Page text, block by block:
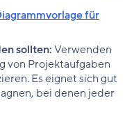
für
sollten:Verwenden
von Projektaufgaben
Es eignet sich gut
bei denen jeder